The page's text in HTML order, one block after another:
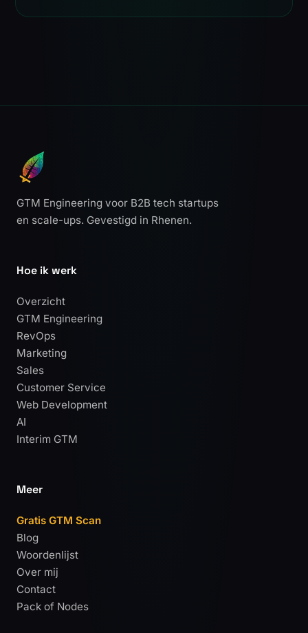
GTM Engineering voor B2B tech startups
en scale-ups. Gevestigd in Rhenen.
Hoe ik werk
Overzicht
GTM Engineering
RevOps
Marketing
Sales
Customer Service
Web Development
AI
Interim GTM
Meer
Gratis GTM Scan
Blog
Woordenlijst
Over mij
Contact
Pack of Nodes